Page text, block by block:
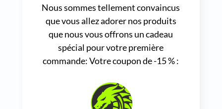
Nous sommes tellement convaincus
que vous allez adorer nos produits
que nous vous offrons un cadeau
spécial pour votre première
commande: Votre coupon de -15 % :